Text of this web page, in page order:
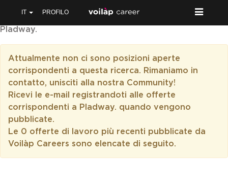
IT PROFILO
Pladway.
Attualmente non ci sono posizioni aperte
corrispondenti a questa ricerca. Rimaniamo in
contatto, unisciti alla nostra Community!
Ricevi le e-mail registrandoti alle offerte
corrispondenti a Pladway. quando vengono
pubblicate.
Le 0 offerte di lavoro più recenti pubblicate da
Voilàp Careers sono elencate di seguito.